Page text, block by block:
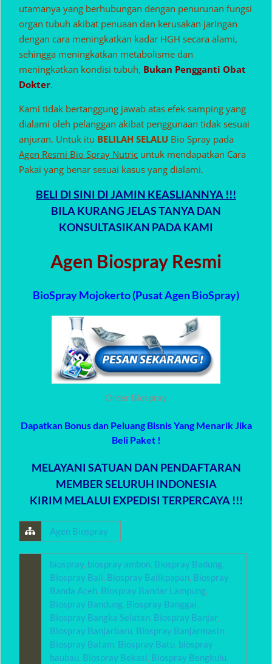
utamanya yang berhubungan dengan penurunan fungsi
organ tubuh akibat penuaan dan kerusakan jaringan
dengan cara meningkatkan kadar HGH secara alami,
sehingga meningkatkan metabolisme dan
meningkatkan kondisi tubuh, Bukan Pengganti Obat
Dokter.
Kami tidak bertanggung jawab atas efek samping yang
dialami oleh pelanggan akibat penggunaan tidak sesuai
anjuran. Untuk itu BELILAH SELALU Bio Spray pada
Agen Resmi Bio Spray Nutric untuk mendapatkan Cara
Pakai yang benar sesuai kasus yang dialami.
BELI DI SINI DI JAMIN KEASLIANNYA !!!
BILA KURANG JELAS TANYA DAN
KONSULTASIKAN PADA KAMI
Agen Biospray Resmi
BioSpray Mojokerto (Pusat Agen BioSpray)
Order Biospray
Dapatkan Bonus dan Peluang Bisnis Yang Menarik Jika
Beli Paket !
MELAYANI SATUAN DAN PENDAFTARAN
MEMBER SELURUH INDONESIA
KIRIM MELALUI EXPEDISI TERPERCAYA !!!
Agen Biospray
biospray, biospray ambon, Biospray Badung,
Biospray Bali, Biospray Balikpapan, Biospray
Banda Aceh, Biospray Bandar Lampung,
Biospray Bandung, Biospray Banggai,
Biospray Bangka Selatan, Biospray Banjar,
Biospray Banjarbaru, Biospray Banjarmasin,
Biospray Batam, Biospray Batu, biospray
baubau, Biospray Bekasi, Biospray Bengkulu,